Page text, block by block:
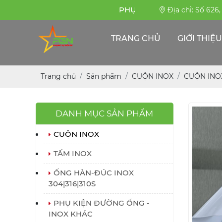
Địa chỉ: Số 626,
TRANG CHỦ GIỚI THIỆU
Trang chủ Sản phẩm CUỘN INOX CUỘN
DANH MỤC SẢN PHẨM
CUỘN INOX
TẤM INOX
ỐNG HÀN-ĐÚC INOX
304|316|310S
PHỤ KIỆN ĐƯỜNG ỐNG -
INOX KHÁC